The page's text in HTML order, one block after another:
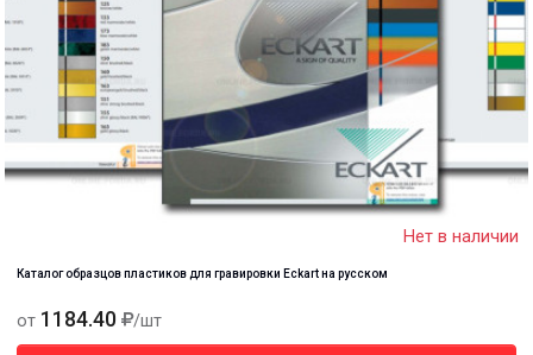
Нет в наличии
Каталог образцов пластиков для гравировки Eckart на русском
от 1184.40 /шт